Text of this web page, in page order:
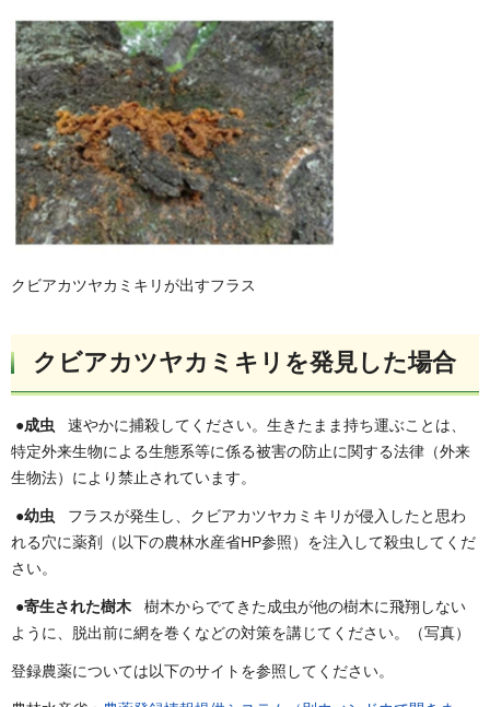
クビアカツヤカミキリが出すフラス
クビアカツヤカミキリを発見した場合
●成虫 速やかに捕殺してください。生きたまま持ち運ぶことは、
特定外来生物による生態系等に係る被害の防止に関する法律（外来
生物法）により禁止されています。
●幼虫 フラスが発生し、クビアカツヤカミキリが侵入したと思わ
れる穴に薬剤（以下の農林水産省HP参照）を注入して殺虫してくだ
さい。
●寄生された樹木 樹木からでてきた成虫が他の樹木に飛翔しない
ように、脱出前に網を巻くなどの対策を講じてください。（写真）
登録農薬については以下のサイトを参照してください。